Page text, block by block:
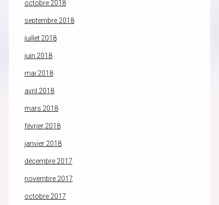
octobre 2018
septembre 2018
juillet 2018
juin 2018
mai 2018
avril 2018
mars 2018
février 2018
janvier 2018
décembre 2017
novembre 2017
octobre 2017